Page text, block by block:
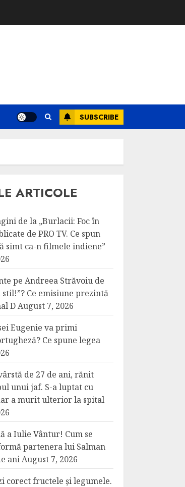
SUBSCRIBE
ARTICOLE
de la „Burlacii: Foc în
de PRO TV. Ce spun
simt ca-n filmele indiene”
pe Andreea Străvoiu de
stil!”? Ce emisiune prezintă
DAugust 7, 2026
Eugenie va primi
Ce spune legea
de 27 de ani, rănit
unui jaf. S-a luptat cu
a murit ulterior la spital
a Iulie Vântur! Cum se
partenera lui Salman
aniAugust 7, 2026
corect fructele și legumele.